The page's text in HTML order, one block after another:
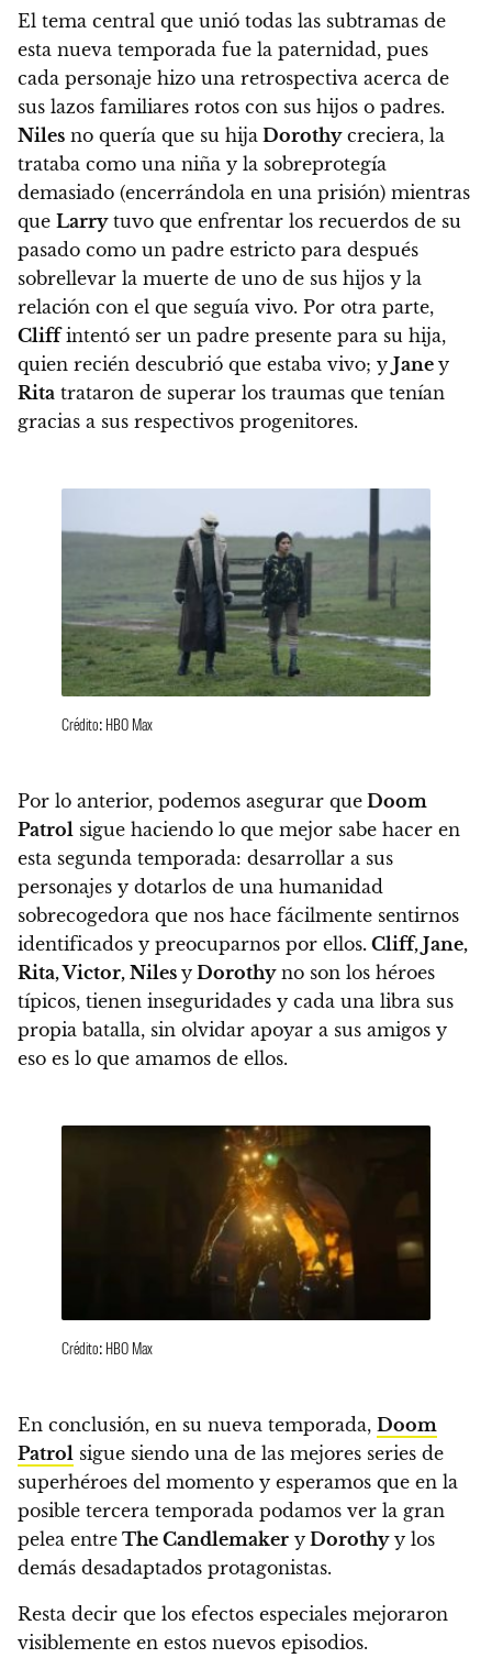
El tema central que unió todas las subtramas de
esta nueva temporada fue la paternidad, pues
cada personaje hizo una retrospectiva acerca de
sus lazos familiares rotos con sus hijos o padres.
Niles no quería que su hija Dorothycreciera, la
trataba como una niña y la sobreprotegía
demasiado (encerrándola en una prisión) mientras
que Larrytuvo que enfrentar los recuerdos de su
pasado como un padre estricto para después
sobrellevar la muerte de uno de sus hijos y la
relación con el que seguía vivo. Por otra parte,
Cliffintentó ser un padre presente para su hija,
quien recién descubrió que estaba vivo; y Jane y
Rita trataron de superar los traumas que tenían
gracias a sus respectivos progenitores.
Crédito: HBO Max
Por lo anterior, podemos asegurar que Doom
Patrol sigue haciendo lo que mejor sabe hacer en
esta segunda temporada: desarrollar a sus
personajes y dotarlos de una humanidad
sobrecogedora que nos hace fácilmente sentirnos
identificados y preocuparnos por ellos. Cliff, Jane,
Rita, Victor, Niles y Dorothyno son los héroes
típicos, tienen inseguridades y cada una libra sus
propia batalla, sin olvidar apoyar a sus amigos y
eso es lo que amamos de ellos.
Crédito: HBO Max
En conclusión, en su nueva temporada, Doom
Patrol sigue siendo una de las mejores series de
superhéroes del momento y esperamos que en la
posible tercera temporada podamos ver la gran
pelea entre The Candlemaker y Dorothyy los
demás desadaptados protagonistas.
Resta decir que los efectos especiales mejoraron
visiblemente en estos nuevos episodios.